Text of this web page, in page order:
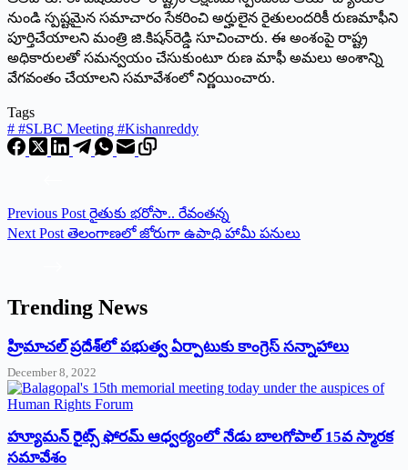
నుండి స్పష్టమైన సమాచారం సేకరించి అర్హులైన రైతులందరికీ రుణమాఫీని
పూర్తిచేయాలని మంత్రి జి.కిషన్‌రెడ్డి సూచించారు. ఈ అంశంపై రాష్ట్ర
అధికారులతో సమన్వయం చేసుకుంటూ రుణ మాఫీ అమలు అంశాన్ని
వేగవంతం చేయాలని సమావేశంలో నిర్ణయించారు.
Tags
# #SLBC Meeting #Kishanreddy
Previous Post రైతుకు భరోసా.. రేవంతన్న
Next Post తెలంగాణలో జోరుగా ఉపాధి హామీ పనులు
Trending News
‌హ్రిమాచల్‌ ‌ప్రదేశ్‌లో పభుత్వ ఏర్పాటుకు కాంగ్రెస్‌ ‌సన్నాహాలు
December 8, 2022
హ్యూమన్‌ రైట్స్‌ ఫోరమ్‌ ఆధ్వర్యంలో నేడు బాలగోపాల్‌ 15వ స్మారక
సమావేశం